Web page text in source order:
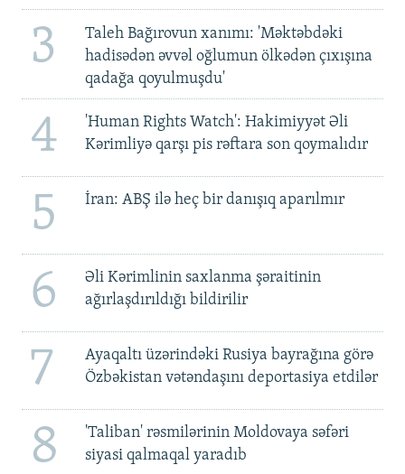
3
Taleh Bağırovun xanımı: 'Məktəbdəki
hadisədən əvvəl oğlumun ölkədən çıxışına
qadağa qoyulmuşdu'
4
'Human Rights Watch': Hakimiyyət Əli
Kərimliyə qarşı pis rəftara son qoymalıdır
5 İran: ABŞ ilə heç bir danışıq aparılmır
6
Əli Kərimlinin saxlanma şəraitinin
ağırlaşdırıldığı bildirilir
7
Ayaqaltı üzərindəki Rusiya bayrağına görə
Özbəkistan vətəndaşını deportasiya etdilər
8
'Taliban' rəsmilərinin Moldovaya səfəri
siyasi qalmaqal yaradıb